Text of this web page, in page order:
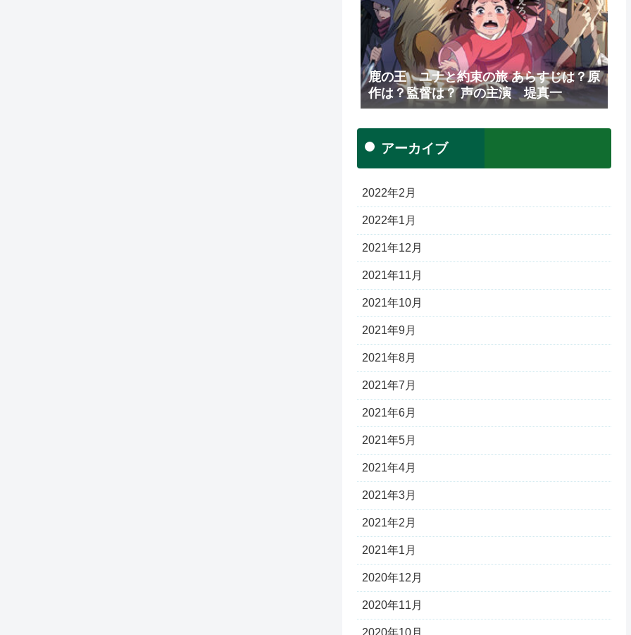
鹿の王 ユナと約束の旅 あらすじは？原
作は？監督は？ 声の主演 堤真一
アーカイブ
2022年2月
2022年1月
2021年12月
2021年11月
2021年10月
2021年9月
2021年8月
2021年7月
2021年6月
2021年5月
2021年4月
2021年3月
2021年2月
2021年1月
2020年12月
2020年11月
2020年10月